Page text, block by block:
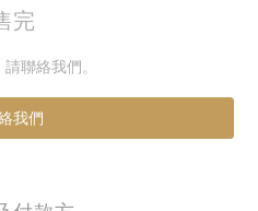
完
聯絡我們。
我們